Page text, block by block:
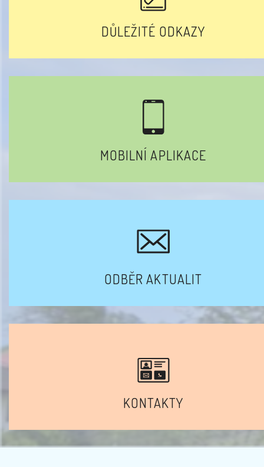
DŮLEŽITÉ ODKAZY
MOBILNÍ APLIKACE
ODBĚR AKTUALIT
KONTAKTY